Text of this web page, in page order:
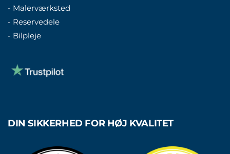
- Malerværksted
- Reservedele
- Bilpleje
DIN SIKKERHED FOR HØJ KVALITET